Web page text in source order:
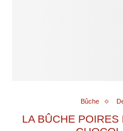
Bûche
LA BÛCHE